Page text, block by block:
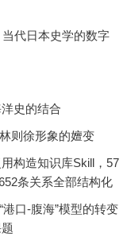
当代日本史学的数字
史的结合
则徐形象的嬗变
构造知识库Skill，57
条关系全部结构化
港口-腹海”模型的转变